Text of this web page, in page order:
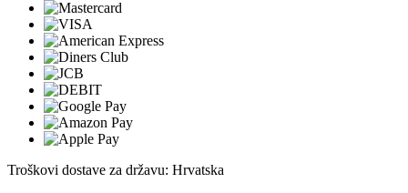
Troškovi dostave za državu: Hrvatska